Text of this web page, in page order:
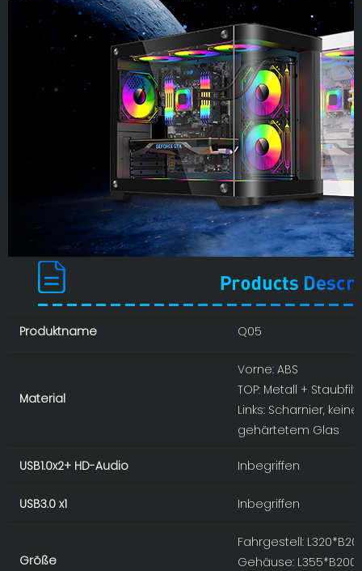
Produktname Q05
Material
Vorne: ABS
TOP: Metall +
Links: Scharnier,
gehärtetem Glas
USB1.0x2+ HD-Audio Inbegriffen
USB3.0 x1 Inbegriffen
Größe
Fahrgestell:
Gehäuse: